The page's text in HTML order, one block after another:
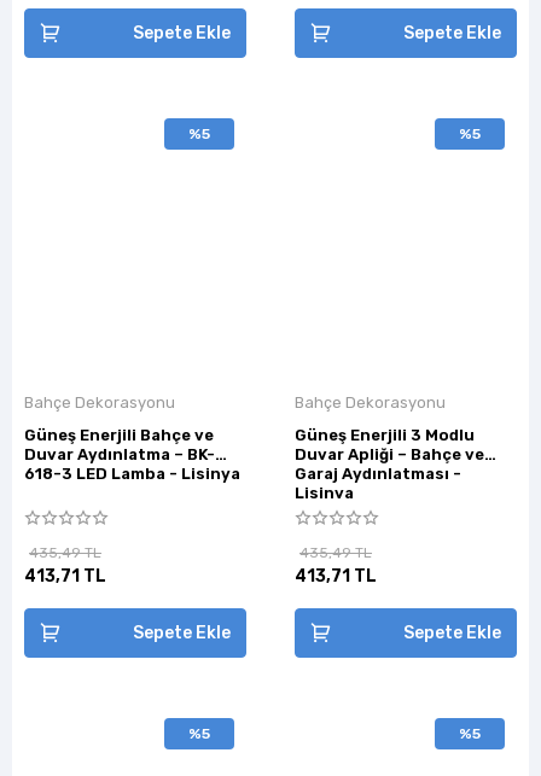
Sepete Ekle Sepete Ekle
%5
Bahçe Dekorasyonu
Güneş Enerjili Bahçe ve
Duvar Aydınlatma – BK-
618-3 LED Lamba - Lisinya
435,49 TL
413,71 TL
Sepete Ekle
%5
Bahçe Dekorasyonu
Güneş Enerjili 3 Modlu
Duvar Apliği – Bahçe ve
Garaj Aydınlatması -
Lisinya
435,49 TL
413,71 TL
Sepete Ekle
%5 %5